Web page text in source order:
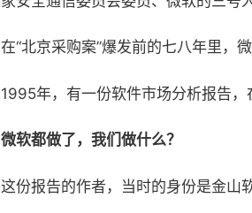
在“北京采购案”爆发前的七八年里，
1995年，有一份软件市场分析报告，
微软都做了，我们做什么？
这份报告的作者，当时的身份是金山